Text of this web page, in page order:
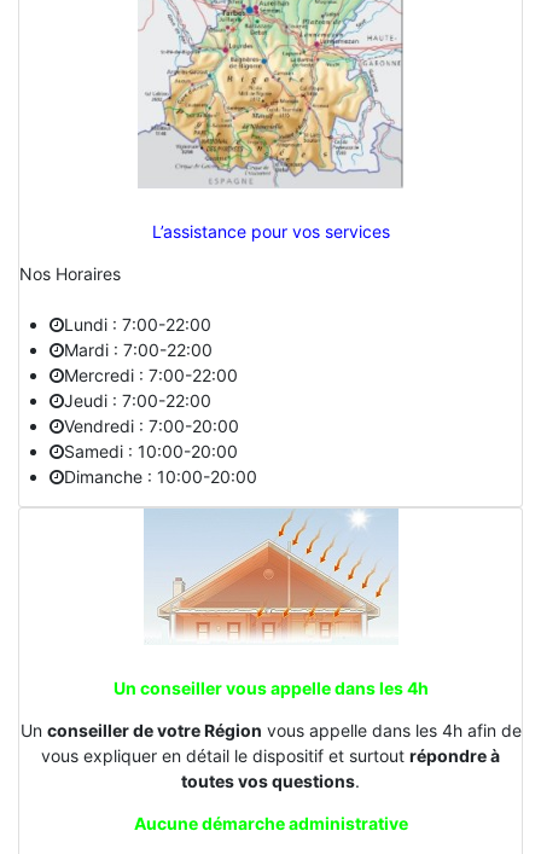
L’assistance pour vos services
Nos Horaires
Lundi : 7:00-22:00
Mardi : 7:00-22:00
Mercredi : 7:00-22:00
Jeudi : 7:00-22:00
Vendredi : 7:00-20:00
Samedi : 10:00-20:00
Dimanche : 10:00-20:00
Un conseiller vous appelle dans les 4h
Un conseiller de votre Région vous appelle dans les 4h afin de
vous expliquer en détail le dispositif et surtout répondre à
toutes vos questions.
Aucune démarche administrative